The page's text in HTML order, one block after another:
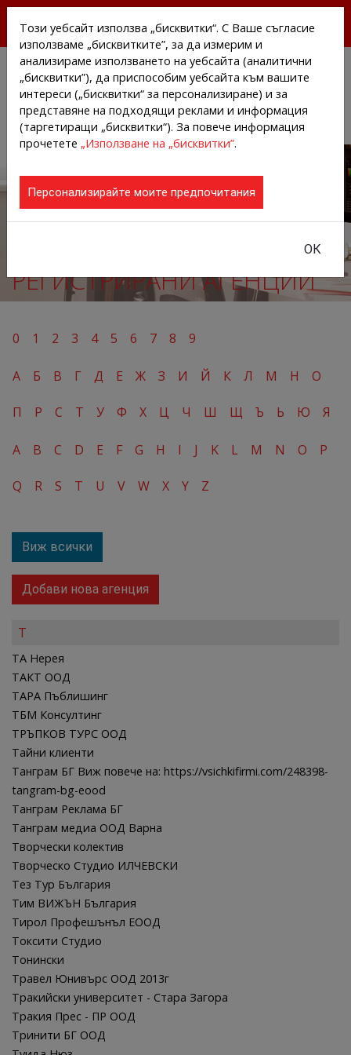
АГЕНЦИИТЕ И КОМПАНИИТЕ
РЕГИСТРИРАНИ АГЕНЦИИ
0 1 2 3 4 5 6 7 8 9
А Б В Г Д Е Ж З И Й К Л М Н О
П Р С Т У Ф Х Ц Ч Ш Щ Ъ Ь Ю Я
A B C D E F G H I J K L M N O P
Q R S T U V W X Y Z
Виж всички
Добави нова агенция
Т
ТА Нерея
ТАКТ ООД
ТАРА Пъблишинг
ТБМ Консултинг
ТРЪПКОВ ТУРС ООД
Тайни клиенти
Танграм БГ Виж повече на: https://vsichkifirmi.com/248398-
tangram-bg-eood
Танграм Реклама БГ
Танграм медиа ООД Варна
Творчески колектив
Творческо Студио ИЛЧЕВСКИ
Тез Тур България
Тим ВИЖЪН България
Тирол Профешънъл ЕООД
Токсити Студио
Тонински
Травел Юнивърс ООД 2013г
Тракийски университет - Стара Загора
Тракия Прес - ПР ООД
Тринити БГ ООД
Този уебсайт използва „бисквитки“. С Ваше съгласие
използваме „бисквитките”, за да измерим и
анализираме използването на уебсайта (аналитични
„бисквитки”), да приспособим уебсайта към вашите
интереси („бисквитки“ за персонализиране) и за
представяне на подходящи реклами и информация
(таргетиращи „бисквитки“). За повече информация
прочетете „Използване на „бисквитки”.
Персонализирайте моите предпочитания
ОК